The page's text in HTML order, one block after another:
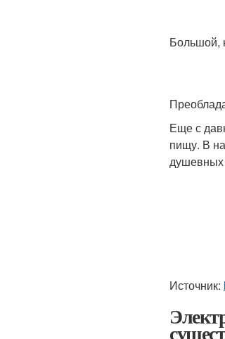
Большой,
Еще с
пищу. В
душевных
Источник: